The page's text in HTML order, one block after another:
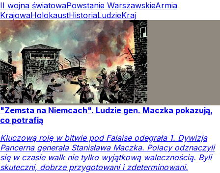
II wojna światowaPowstanie WarszawskieArmia
KrajowaHolokaustHistoriaLudzieKraj
"Zemsta na Niemcach". Ludzie gen. Maczka pokazują,
co potrafią
Kluczową rolę w bitwie pod Falaise odegrała 1. Dywizja
Pancerna generała Stanisława Maczka. Polacy odznaczyli
się w czasie walk nie tylko wyjątkową walecznością. Byli
skuteczni, dobrze przygotowani i zdeterminowani.